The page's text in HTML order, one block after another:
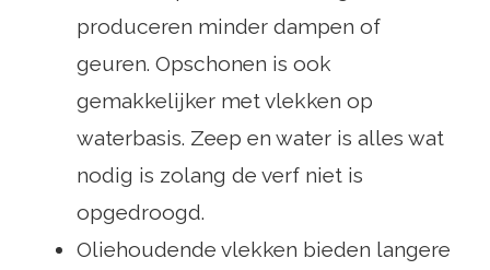
produceren minder dampen of
geuren. Opschonen is ook
gemakkelijker met vlekken op
waterbasis. Zeep en water is alles wat
nodig is zolang de verf niet is
opgedroogd.
Oliehoudende vlekken bieden langere